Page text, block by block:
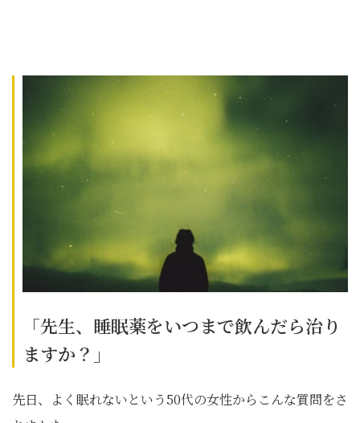
「先生、睡眠薬をいつまで飲んだら治り
ますか？」
先日、よく眠れないという50代の女性からこんな質問をさ